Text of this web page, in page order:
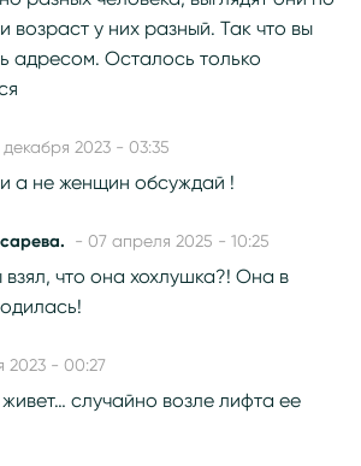
возраст у них разный. Так что вы
адресом. Осталось только
декабря 2023 - 03:35
а не женщин обсуждай !
- 07 апреля 2025 - 10:25
взял, что она хохлушка?! Она в
2023 - 00:27
случайно возле лифта ее